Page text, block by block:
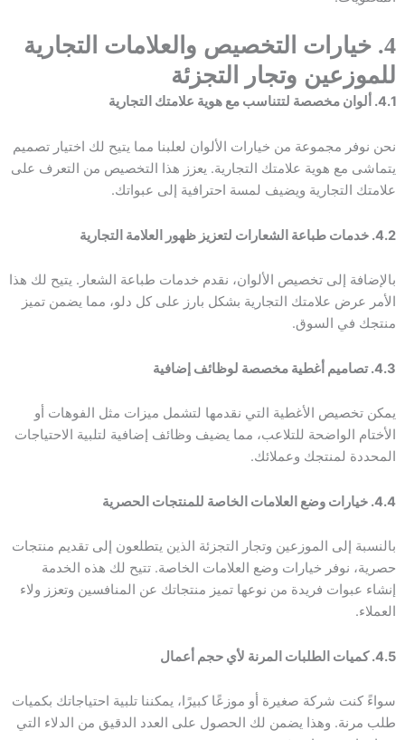
4. خيارات التخصيص والعلامات التجارية
للموزعين وتجار التجزئة
4.1. ألوان مخصصة لتتناسب مع هوية علامتك التجارية
نحن نوفر مجموعة من خيارات الألوان لعلبنا مما يتيح لك اختيار تصميم
يتماشى مع هوية علامتك التجارية. يعزز هذا التخصيص من التعرف على
علامتك التجارية ويضيف لمسة احترافية إلى عبواتك.
4.2. خدمات طباعة الشعارات لتعزيز ظهور العلامة التجارية
بالإضافة إلى تخصيص الألوان، نقدم خدمات طباعة الشعار. يتيح لك هذا
الأمر عرض علامتك التجارية بشكل بارز على كل دلو، مما يضمن تميز
منتجك في السوق.
4.3. تصاميم أغطية مخصصة لوظائف إضافية
يمكن تخصيص الأغطية التي نقدمها لتشمل ميزات مثل الفوهات أو
الأختام الواضحة للتلاعب، مما يضيف وظائف إضافية لتلبية الاحتياجات
المحددة لمنتجك وعملائك.
4.4. خيارات وضع العلامات الخاصة للمنتجات الحصرية
بالنسبة إلى الموزعين وتجار التجزئة الذين يتطلعون إلى تقديم منتجات
حصرية، نوفر خيارات وضع العلامات الخاصة. تتيح لك هذه الخدمة
إنشاء عبوات فريدة من نوعها تميز منتجاتك عن المنافسين وتعزز ولاء
العملاء.
4.5. كميات الطلبات المرنة لأي حجم أعمال
سواءً كنت شركة صغيرة أو موزعًا كبيرًا، يمكننا تلبية احتياجاتك بكميات
طلب مرنة. وهذا يضمن لك الحصول على العدد الدقيق من الدلاء التي